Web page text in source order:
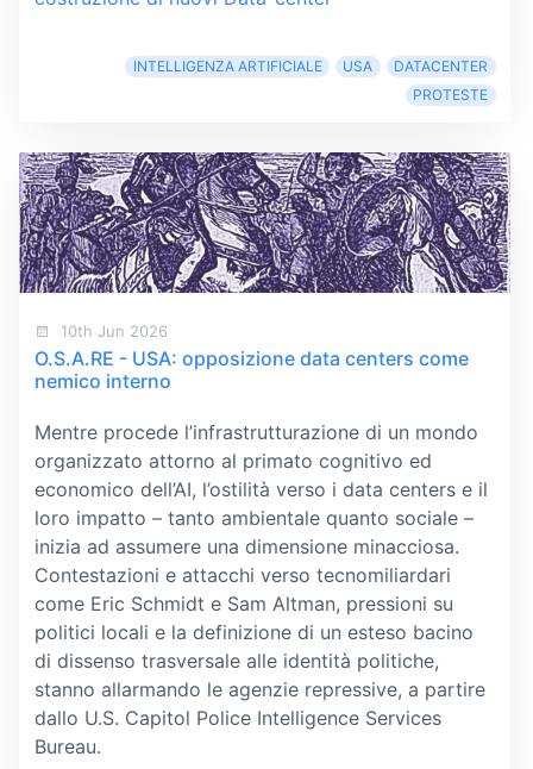
INTELLIGENZA ARTIFICIALE USA
DATACENTER
PROTESTE
10th Jun 2026
O.S.A.RE - USA: opposizione data centers come
nemico interno
Mentre procede l’infrastrutturazione di un mondo
organizzato attorno al primato cognitivo ed
economico dell’AI, l’ostilità verso i data centers e il
loro impatto – tanto ambientale quanto sociale –
inizia ad assumere una dimensione minacciosa.
Contestazioni e attacchi verso tecnomiliardari
come Eric Schmidt e Sam Altman, pressioni su
politici locali e la definizione di un esteso bacino
di dissenso trasversale alle identità politiche,
stanno allarmando le agenzie repressive, a partire
dallo U.S. Capitol Police Intelligence Services
Bureau.